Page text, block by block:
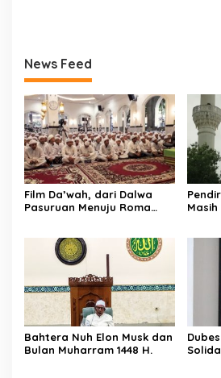
News Feed
Film Da’wah, dari Dalwa
Pasuruan Menuju Roma
Bahtera Nuh Elon Musk dan
Bulan Muharram 1448 H.